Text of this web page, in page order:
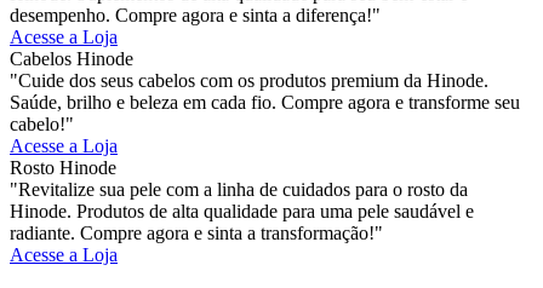
desempenho. Compre agora e sinta a diferença!"
Acesse a Loja
Cabelos Hinode
"Cuide dos seus cabelos com os produtos premium da Hinode.
Saúde, brilho e beleza em cada fio. Compre agora e transforme seu
cabelo!"
Acesse a Loja
Rosto Hinode
"Revitalize sua pele com a linha de cuidados para o rosto da
Hinode. Produtos de alta qualidade para uma pele saudável e
radiante. Compre agora e sinta a transformação!"
Acesse a Loja